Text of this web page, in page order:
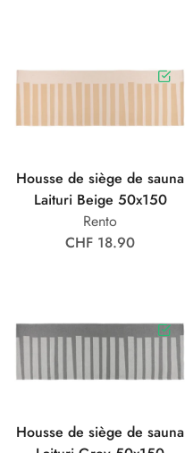
Housse de siège de sauna
Laituri Beige 50x150
Rento
CHF 18.90
Housse de siège de sauna